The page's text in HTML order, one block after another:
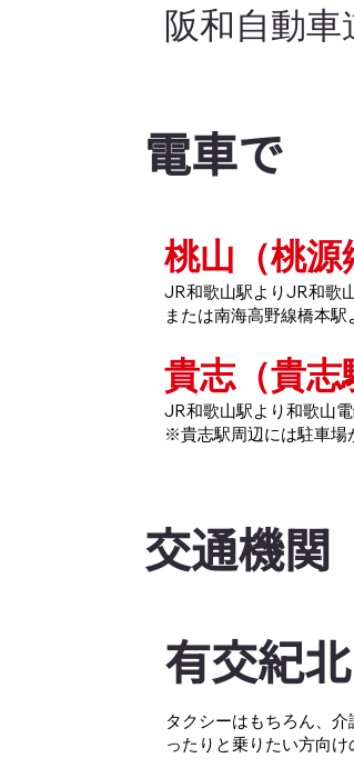
阪和自動車
電車で
桃山（桃
JR和歌山駅よりJR和歌
または南海高野線橋本
貴志（貴志
JR和歌山駅より和歌山
※貴志駅周辺には駐車場
交通機関
有交紀
タクシーはもちろん、
ったりと乗りたい方向